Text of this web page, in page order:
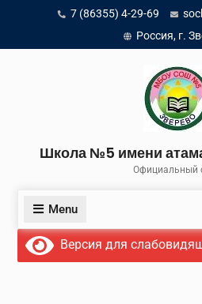
content
7 (86355) 4-29-69
Россия, г.
Школа №5 имени
Официальный
Menu
Версия для